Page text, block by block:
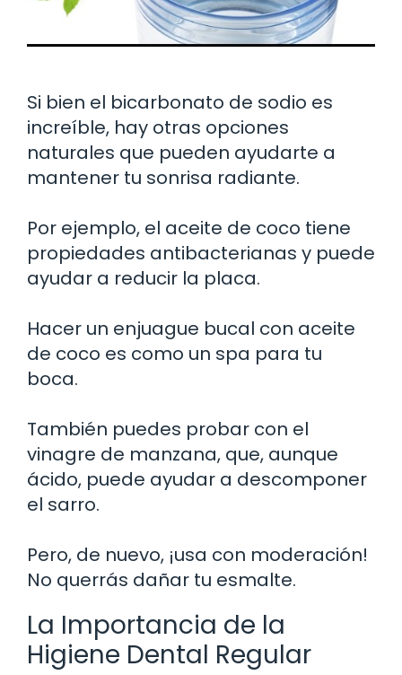
Si bien el bicarbonato de sodio es
increíble, hay otras opciones
naturales que pueden ayudarte a
mantener tu sonrisa radiante.
Por ejemplo, el aceite de coco tiene
propiedades antibacterianas y puede
ayudar a reducir la placa.
Hacer un enjuague bucal con aceite
de coco es como un spa para tu
boca.
También puedes probar con el
vinagre de manzana, que, aunque
ácido, puede ayudar a descomponer
el sarro.
Pero, de nuevo, ¡usa con moderación!
No querrás dañar tu esmalte.
La Importancia de la
Higiene Dental Regular